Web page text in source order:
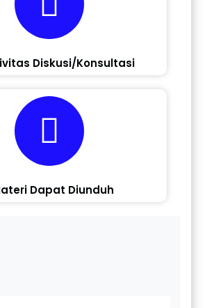
Diskusi/Konsultasi
Dapat Diunduh